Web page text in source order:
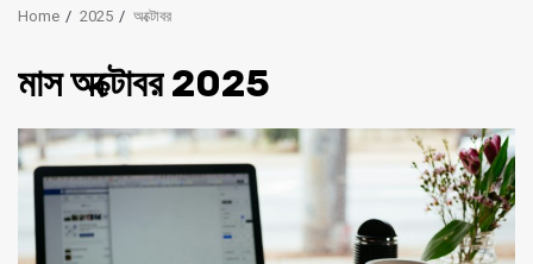
Home 2025 অক্টোবর
মাসঅক্টোবর 2025